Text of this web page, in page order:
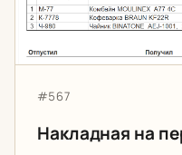
Артикул:
#567
Накладная на